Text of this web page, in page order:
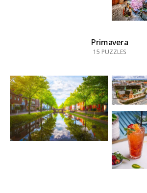
Primavera
15 PUZZLES